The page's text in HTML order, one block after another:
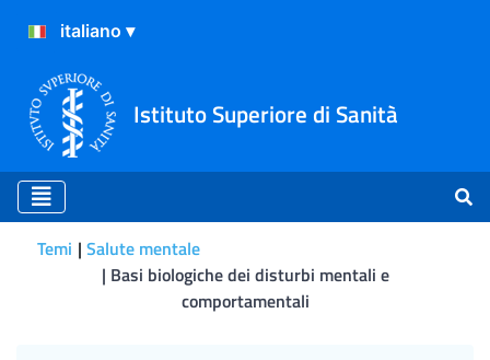
Istituto Superiore di Sanità
Temi Salute mentale
Basi biologiche dei disturbi mentali e
comportamentali